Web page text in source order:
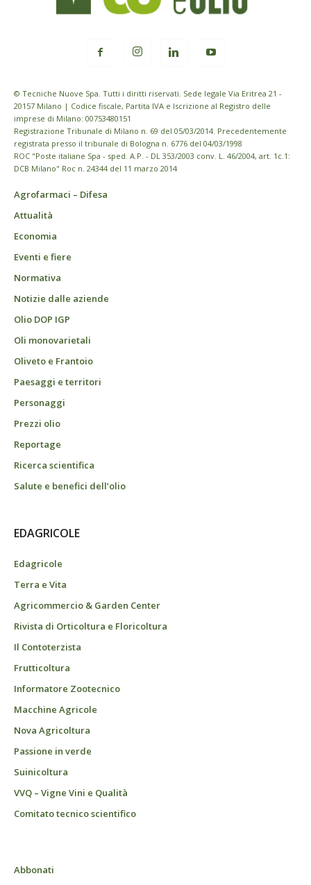
© Tecniche Nuove Spa. Tutti i diritti riservati. Sede legale Via Eritrea 21 -
20157 Milano | Codice fiscale, Partita IVA e Iscrizione al Registro delle
imprese di Milano: 00753480151
Registrazione Tribunale di Milano n. 69 del 05/03/2014. Precedentemente
registrata presso il tribunale di Bologna n. 6776 del 04/03/1998
ROC "Poste italiane Spa - sped. A.P. - DL 353/2003 conv. L. 46/2004, art. 1c.1:
DCB Milano" Roc n. 24344 del 11 marzo 2014
Agrofarmaci – Difesa
Attualità
Economia
Eventi e fiere
Normativa
Notizie dalle aziende
Olio DOP IGP
Oli monovarietali
Oliveto e Frantoio
Paesaggi e territori
Personaggi
Prezzi olio
Reportage
Ricerca scientifica
Salute e benefici dell’olio
EDAGRICOLE
Edagricole
Terra e Vita
Agricommercio & Garden Center
Rivista di Orticoltura e Floricoltura
Il Contoterzista
Frutticoltura
Informatore Zootecnico
Macchine Agricole
Nova Agricoltura
Passione in verde
Suinicoltura
VVQ – Vigne Vini e Qualità
Comitato tecnico scientifico
Abbonati